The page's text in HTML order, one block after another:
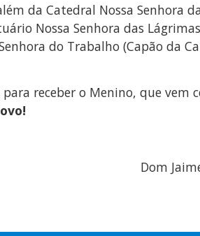
da Catedral Nossa Senhora
Nossa Senhora das
do Trabalho (Capão da
receber o Menino, que vem
Dom